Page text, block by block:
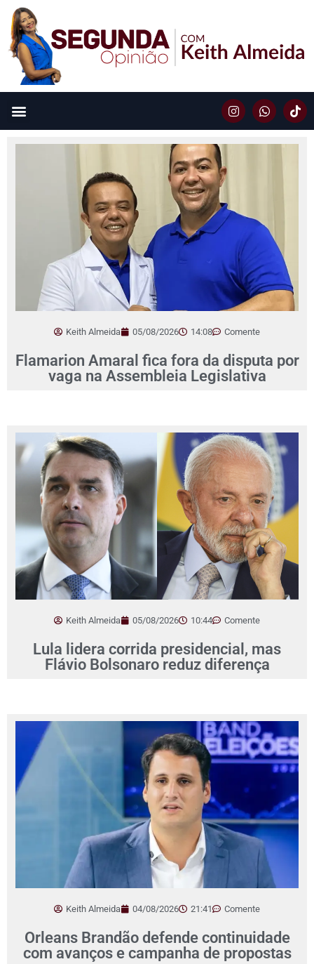
Keith Almeida 05/08/2026 14:08 Comente
Flamarion Amaral fica fora da disputa por
vaga na Assembleia Legislativa
Keith Almeida 05/08/2026 10:44 Comente
Lula lidera corrida presidencial, mas
Flávio Bolsonaro reduz diferença
Keith Almeida 04/08/2026 21:41 Comente
Orleans Brandão defende continuidade
com avanços e campanha de propostas